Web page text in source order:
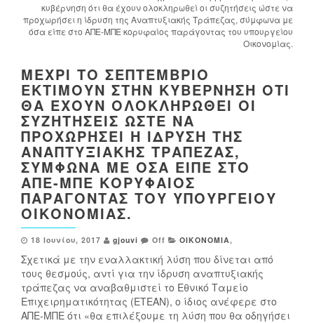
κυβέρνηση ότι θα έχουν ολοκληρωθεί οι συζητήσεις ώστε να
προχωρήσει η ίδρυση της Αναπτυξιακής Τράπεζας, σύμφωνα με
όσα είπε στο ΑΠΕ-ΜΠΕ κορυφαίος παράγοντας του υπουργείου
Οικονομίας.
ΜΈΧΡΙ ΤΟ ΣΕΠΤΈΜΒΡΙΟ
ΕΚΤΙΜΟΎΝ ΣΤΗΝ ΚΥΒΈΡΝΗΣΗ ΌΤΙ
ΘΑ ΈΧΟΥΝ ΟΛΟΚΛΗΡΩΘΕΊ ΟΙ
ΣΥΖΗΤΉΣΕΙΣ ΏΣΤΕ ΝΑ
ΠΡΟΧΩΡΉΣΕΙ Η ΊΔΡΥΣΗ ΤΗΣ
ΑΝΑΠΤΥΞΙΑΚΉΣ ΤΡΆΠΕΖΑΣ,
ΣΎΜΦΩΝΑ ΜΕ ΌΣΑ ΕΊΠΕ ΣΤΟ
ΑΠΕ-ΜΠΕ ΚΟΡΥΦΑΊΟΣ
ΠΑΡΆΓΟΝΤΑΣ ΤΟΥ ΥΠΟΥΡΓΕΊΟΥ
ΟΙΚΟΝΟΜΊΑΣ.
18 Ιουνίου, 2017 gjouvi Off ΟΙΚΟΝΟΜΙΑ,
Σχετικά με την εναλλακτική λύση που δίνεται από
τους θεσμούς, αντί για την ίδρυση αναπτυξιακής
τράπεζας να αναβαθμιστεί το Εθνικό Ταμείο
Επιχειρηματικότητας (ΕΤΕΑΝ), ο ίδιος ανέφερε στο
ΑΠΕ-ΜΠΕ ότι «θα επιλέξουμε τη λύση που θα οδηγήσει